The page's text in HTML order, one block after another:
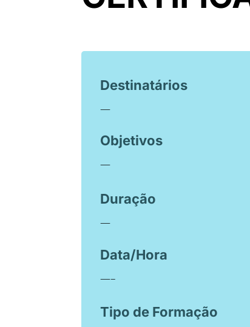
Destinatários
—
Objetivos
—
Duração
—
Data/Hora
—–
Tipo de Formação